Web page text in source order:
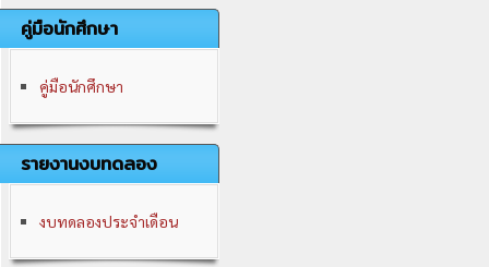
คู่มือนักศึกษา
คู่มือนักศึกษา
รายงานงบทดลอง
งบทดลองประจำเดือน